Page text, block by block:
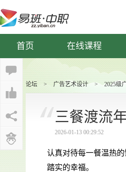
首页 在线课程
论坛 > 广告艺术设计 > 2025级
三餐渡流
2026-01-13 00:29:52
认真对待每一餐温热
踏实的幸福。